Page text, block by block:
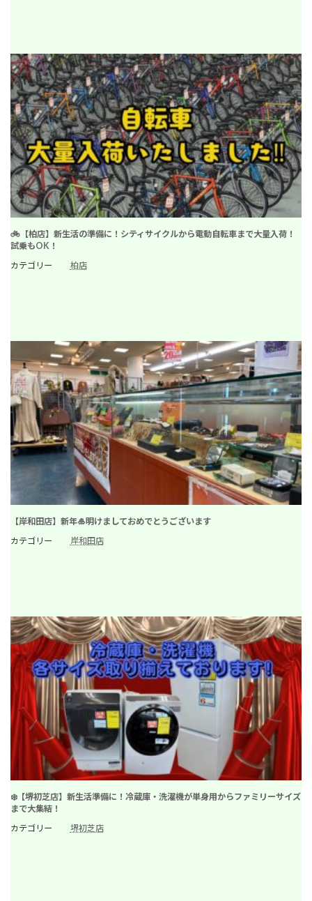
🚲【柏店】新生活の準備に！シティサイクルから電動自転車まで大量入荷！
試乗もOK！
カテゴリー
柏店
【岸和田店】新年🎍明けましておめでとうございます
カテゴリー
岸和田店
❄️【堺初芝店】新生活準備に！冷蔵庫・洗濯機が単身用からファミリーサイズ
まで大集結！
カテゴリー
堺初芝店